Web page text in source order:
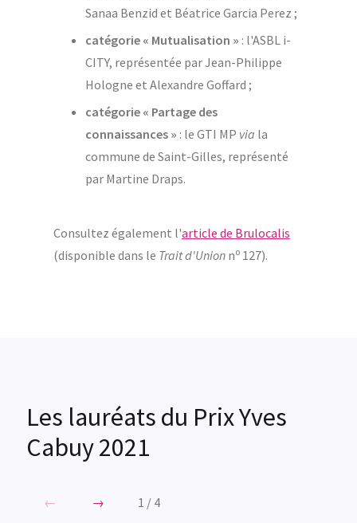
Sanaa Benzid et Béatrice Garcia Perez ;
catégorie « Mutualisation » : l'ASBL i-
CITY, représentée par Jean-Philippe
Hologne et Alexandre Goffard ;
catégorie « Partage des
connaissances » : le GTI MP via la
commune de Saint-Gilles, représenté
par Martine Draps.
Consultez également l'article de Brulocalis
(disponible dans le Trait d'Unionno127).
Les lauréats du Prix Yves
Cabuy 2021
← → 1 / 4